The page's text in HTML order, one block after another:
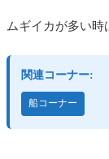
ムギイカが多い
関連コーナー:
船コーナー